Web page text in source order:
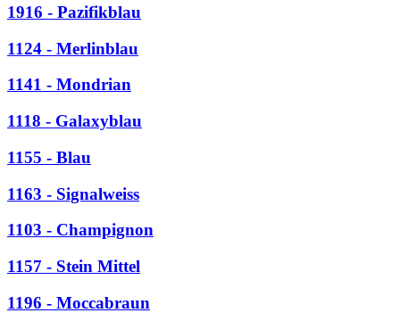
1916 - Pazifikblau
1124 - Merlinblau
1141 - Mondrian
1118 - Galaxyblau
1155 - Blau
1163 - Signalweiss
1103 - Champignon
1157 - Stein Mittel
1196 - Moccabraun